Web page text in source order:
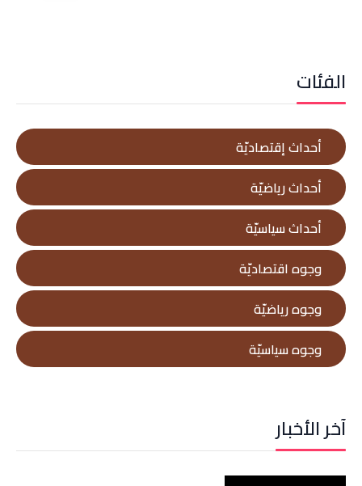
الفئات
أحداث إقتصاديّة
أحداث رياضيّة
أحداث سياسيّة
وجوه اقتصاديّة
وجوه رياضيّة
وجوه سياسيّة
آخر الأخبار